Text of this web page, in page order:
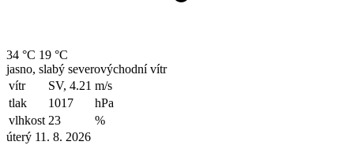
34 °C 19 °C
jasno, slabý severovýchodní vítr
vítr
SV, 4.21 m/s
tlak
1017
hPa
vlhkost 23
%
úterý 11. 8. 2026